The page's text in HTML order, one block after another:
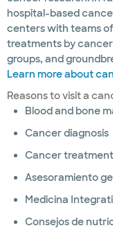
hospital-based
centers with teams
treatments by
groups, and
Learn more about
Reasons to visit a
Blood and bone
Cancer diagnosis
Cancer
Asesoramiento
Medicina
Consejos de